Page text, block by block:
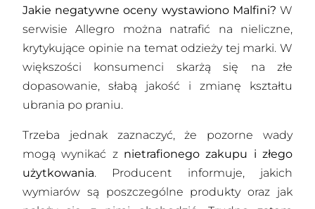
Jakie negatywne oceny wystawiono Malfini? W
serwisie Allegro można natrafić na nieliczne,
krytykujące opinie na temat odzieży tej marki. W
większości konsumenci skarżą się na złe
dopasowanie, słabą jakość i zmianę kształtu
ubrania po praniu.
Trzeba jednak zaznaczyć, że pozorne wady
mogą wynikać z nietrafionego zakupu i złego
użytkowania. Producent informuje, jakich
wymiarów są poszczególne produkty oraz jak